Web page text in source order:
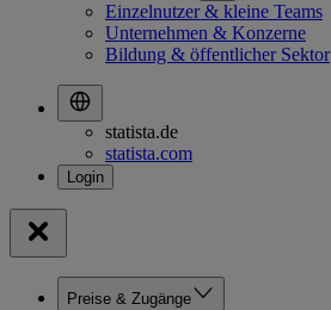
Einzelnutzer & kleine Teams
Unternehmen & Konzerne
Bildung & öffentlicher Sektor
statista.de
statista.com
Preise & Zugänge